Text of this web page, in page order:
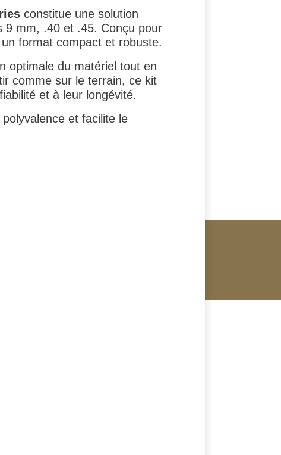
constitue une solution
9 mm, .40 et .45. Conçu pour
format compact et robuste.
optimale du matériel tout en
comme sur le terrain, ce kit
et à leur longévité.
et facilite le